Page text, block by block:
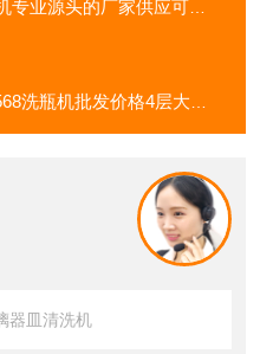
业源头的厂家供应可定制
洗瓶机批发价格4层大容量